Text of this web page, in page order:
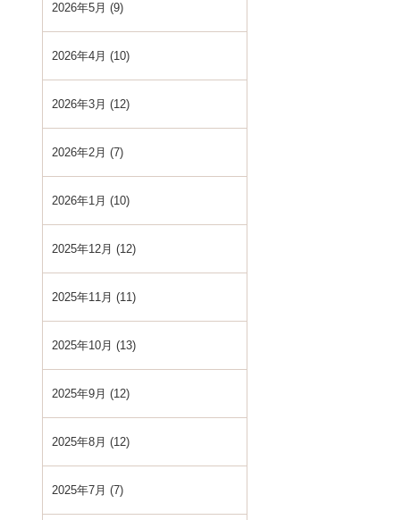
2026年5月 (9)
2026年4月 (10)
2026年3月 (12)
2026年2月 (7)
2026年1月 (10)
2025年12月 (12)
2025年11月 (11)
2025年10月 (13)
2025年9月 (12)
2025年8月 (12)
2025年7月 (7)